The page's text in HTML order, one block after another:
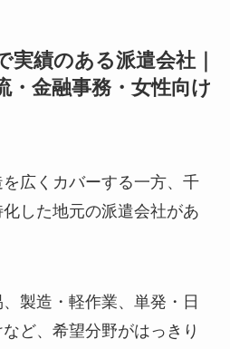
実績のある派遣会社｜
・金融事務・女性向け
広くカバーする一方、千
した地元の派遣会社があ
製造・軽作業、単発・日
ど、希望分野がはっきり